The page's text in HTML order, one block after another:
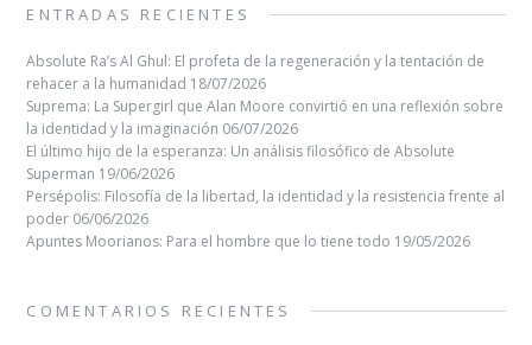
ENTRADAS RECIENTES
Absolute Ra’s Al Ghul: El profeta de la regeneración y la tentación de
rehacer a la humanidad 18/07/2026
Suprema: La Supergirl que Alan Moore convirtió en una reflexión sobre
la identidad y la imaginación 06/07/2026
El último hijo de la esperanza: Un análisis filosófico de Absolute
Superman 19/06/2026
Persépolis: Filosofía de la libertad, la identidad y la resistencia frente al
poder 06/06/2026
Apuntes Moorianos: Para el hombre que lo tiene todo 19/05/2026
COMENTARIOS RECIENTES